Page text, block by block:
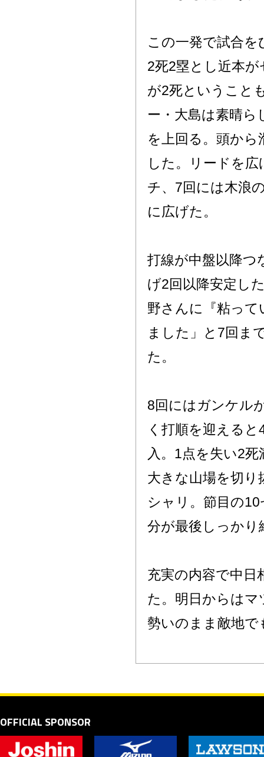
この一発で試合
2死2塁とし近本
が2死ということ
ー・大島は素晴ら
を上回る。頭か
した。リードを
チ、7回には木浪
に広げた。
打線が中盤以降つ
げ2回以降安定し
野さんに『粘っ
ました」と7回ま
た。
8回にはガンケル
く打順を迎える
入。1点を失い2
大きな山場を切
シャリ。節目の
分が最後しっか
充実の内容で中日
た。明日からは
勢いのまま敵地で
OFFICIAL SPONSOR